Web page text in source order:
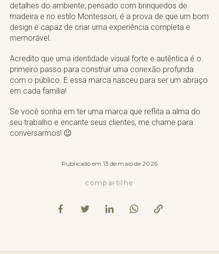
detalhes do ambiente, pensado com brinquedos de
madeira e no estilo Montessori, é a prova de que um bom
design é capaz de criar uma experiência completa e
memorável.
Acredito que uma identidade visual forte e autêntica é o
primeiro passo para construir uma conexão profunda
com o público. E essa marca nasceu para ser um abraço
em cada família!
Se você sonha em ter uma marca que reflita a alma do
seu trabalho e encante seus clientes, me chame para
conversarmos! 😉
Publicado em 13 de maio de 2026
compartilhe